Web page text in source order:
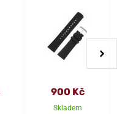
900 Kč
Skladem